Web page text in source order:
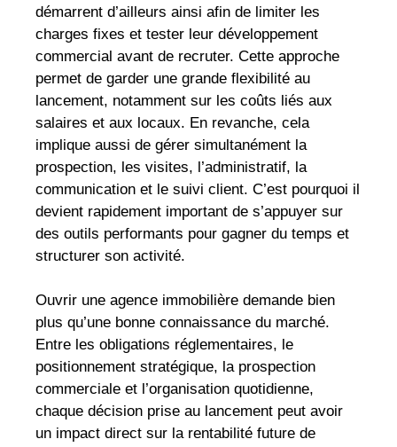
démarrent d’ailleurs ainsi afin de limiter les
charges fixes et tester leur développement
commercial avant de recruter. Cette approche
permet de garder une grande flexibilité au
lancement, notamment sur les coûts liés aux
salaires et aux locaux. En revanche, cela
implique aussi de gérer simultanément la
prospection, les visites, l’administratif, la
communication et le suivi client. C’est pourquoi il
devient rapidement important de s’appuyer sur
des outils performants pour gagner du temps et
structurer son activité.
Ouvrir une agence immobilière demande bien
plus qu’une bonne connaissance du marché.
Entre les obligations réglementaires, le
positionnement stratégique, la prospection
commerciale et l’organisation quotidienne,
chaque décision prise au lancement peut avoir
un impact direct sur la rentabilité future de